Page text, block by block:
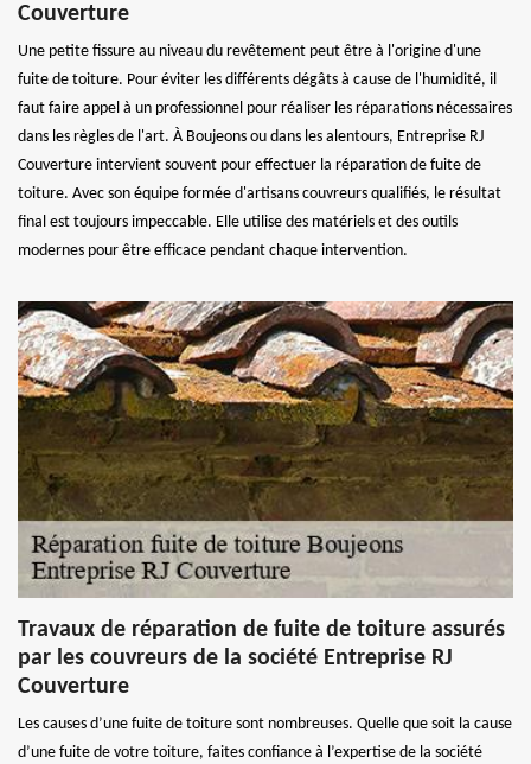
Couverture
Une petite fissure au niveau du revêtement peut être à l'origine d'une
fuite de toiture. Pour éviter les différents dégâts à cause de l'humidité, il
faut faire appel à un professionnel pour réaliser les réparations nécessaires
dans les règles de l'art. À Boujeons ou dans les alentours, Entreprise RJ
Couverture intervient souvent pour effectuer la réparation de fuite de
toiture. Avec son équipe formée d'artisans couvreurs qualifiés, le résultat
final est toujours impeccable. Elle utilise des matériels et des outils
modernes pour être efficace pendant chaque intervention.
Travaux de réparation de fuite de toiture assurés
par les couvreurs de la société Entreprise RJ
Couverture
Les causes d’une fuite de toiture sont nombreuses. Quelle que soit la cause
d’une fuite de votre toiture, faites confiance à l’expertise de la société